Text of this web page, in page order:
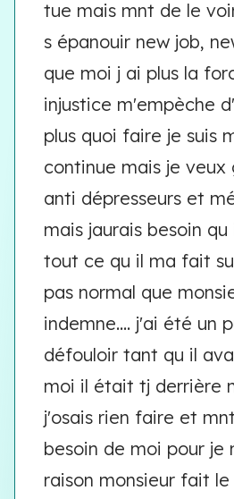
tue mais mnt de le
s épanouir new job,
que moi j ai plus la
injustice m'empèche
plus quoi faire je suis
continue mais je veux
anti dépresseurs et
mais jaurais besoin
tout ce qu il ma fait
pas normal que
indemne.... j'ai été un
défouloir tant qu il
moi il était tj derrière
j'osais rien faire et
besoin de moi pour je
raison monsieur fait le